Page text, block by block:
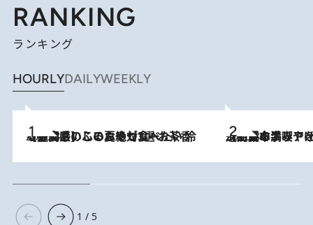
RANKING
ランキング
HOURLYDAILYWEEKLY
2026.8.5
【静岡県】この夏絶対食べたい 冷やしておいしいおやつ3選 お茶香る生食感のふるふるゼリー 2026.8.5
【西日本エリアを総まとめ】 47都道府県の手みやげ ひんやりスイーツで夏を満喫
1 / 5